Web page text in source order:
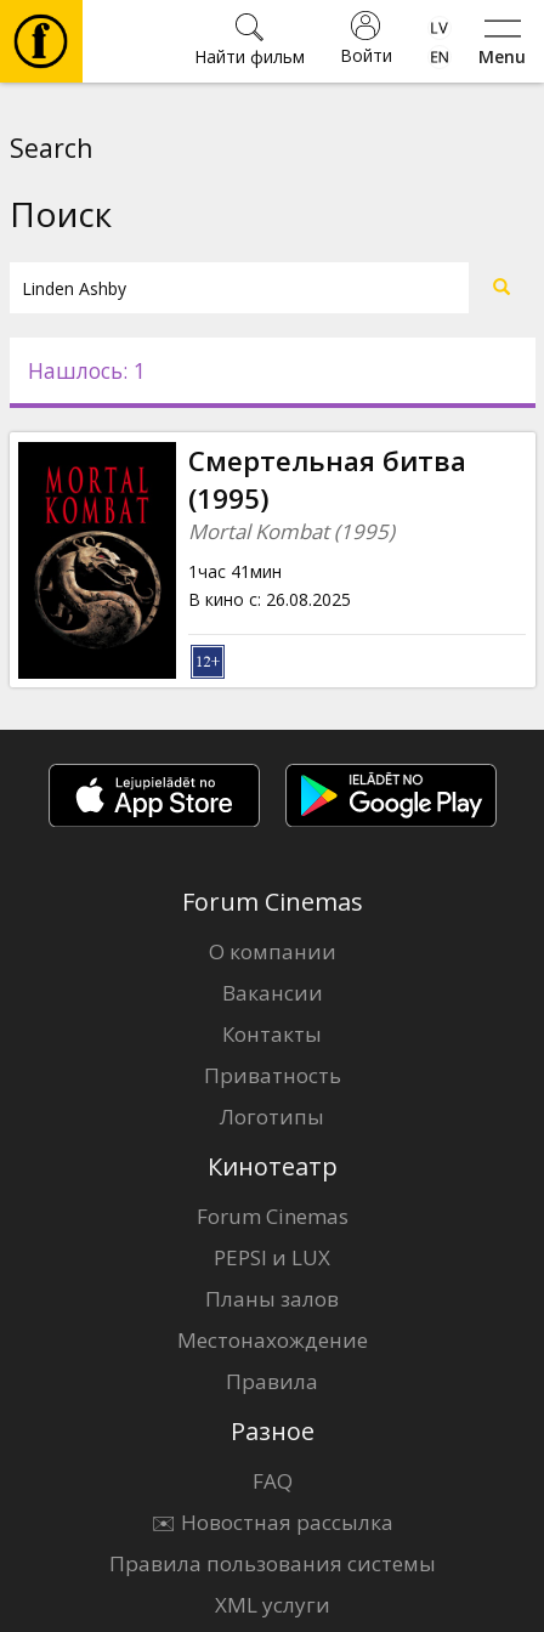
Menu
Войти
Найти фильм
Новости
Подарки
Кинозакуски
B2B
Клуб
Search
Поиск
Нашлось: 1
Смертельная битва
(1995)
Mortal Kombat (1995)
1час 41мин
В кино с: 26.08.2025
Forum Cinemas
О компании
Вакансии
Контакты
Приватность
Логотипы
Кинотеатр
Forum Cinemas
PEPSI и LUX
Планы залов
Местонахождение
Правила
Разное
FAQ
✉️ Новостная рассылка
Правила пользования системы
XML услуги